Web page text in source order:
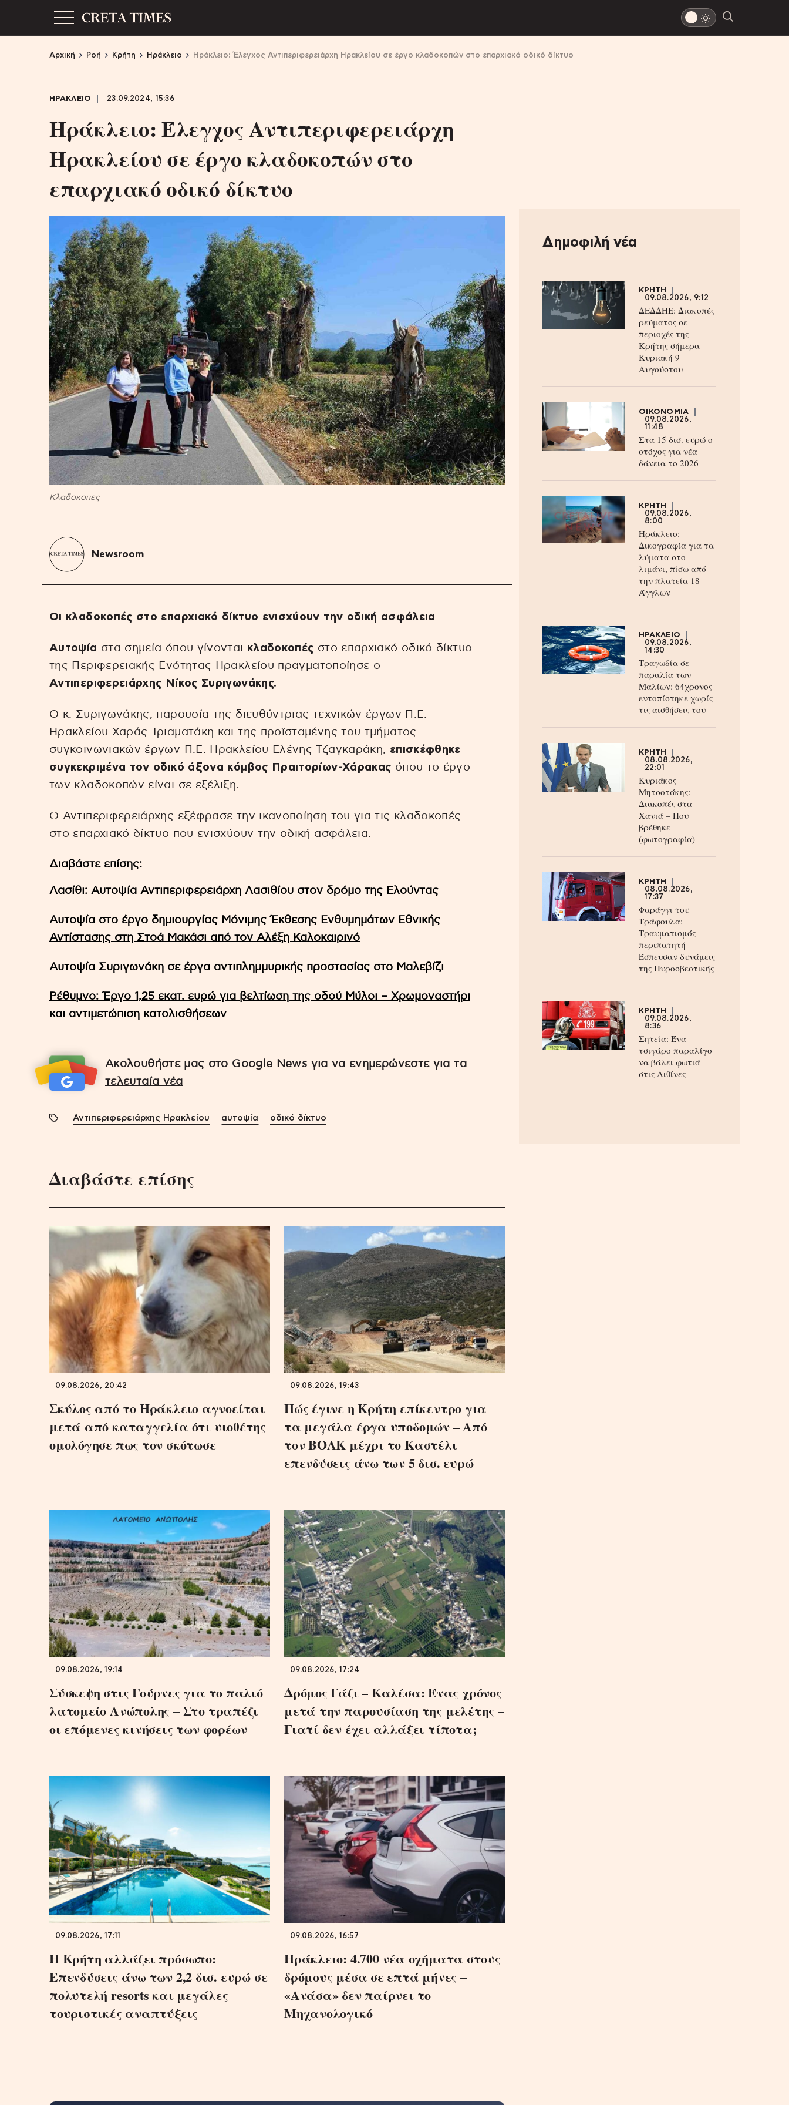
Αρχική Ροή Κρήτη Ηράκλειο Ηράκλειο: Έλεγχος Αντιπεριφερειάρχη Ηρακλείου σε έργο κλαδοκοπών στο επαρχιακό οδικό δίκτυο
ΗΡΑΚΛΕΙΟ 23.09.2024, 15:36
Ηράκλειο: Έλεγχος Αντιπεριφερειάρχη
Ηρακλείου σε έργο κλαδοκοπών στο
επαρχιακό οδικό δίκτυο
Κλαδοκοπες
Newsroom
Οι κλαδοκοπές στο επαρχιακό δίκτυο ενισχύουν την οδική ασφάλεια
Αυτοψία στα σημεία όπου γίνονται κλαδοκοπές στο επαρχιακό οδικό δίκτυο
της Περιφερειακής Ενότητας Ηρακλείου πραγματοποίησε ο
Αντιπεριφερειάρχης Νίκος Συριγωνάκης.
Ο κ. Συριγωνάκης, παρουσία της διευθύντριας τεχνικών έργων Π.Ε.
Ηρακλείου Χαράς Τριαματάκη και της προϊσταμένης του τμήματος
συγκοινωνιακών έργων Π.Ε. Ηρακλείου Ελένης Τζαγκαράκη, επισκέφθηκε
συγκεκριμένα τον οδικό άξονα κόμβος Πραιτορίων-Χάρακας όπου το έργο
των κλαδοκοπών είναι σε εξέλιξη.
Ο Αντιπεριφερειάρχης εξέφρασε την ικανοποίηση του για τις κλαδοκοπές
στο επαρχιακό δίκτυο που ενισχύουν την οδική ασφάλεια.
Διαβάστε επίσης:
Λασίθι: Αυτοψία Αντιπεριφερειάρχη Λασιθίου στον δρόμο της Ελούντας
Αυτοψία στο έργο δημιουργίας Μόνιμης Έκθεσης Ενθυμημάτων Εθνικής
Αντίστασης στη Στοά Μακάσι από τον Αλέξη Καλοκαιρινό
Αυτοψία Συριγωνάκη σε έργα αντιπλημμυρικής προστασίας στο Μαλεβίζι
Ρέθυμνο: Έργο 1,25 εκατ. ευρώ για βελτίωση της οδού Μύλοι – Χρωμοναστήρι
και αντιμετώπιση κατολισθήσεων
Ακολουθήστε μας στο Google News για να ενημερώνεστε για τα
τελευταία νέα
Αντιπεριφερειάρχης Ηρακλείου αυτοψία οδικό δίκτυο
Διαβάστε επίσης
09.08.2026, 20:42
Σκύλος από το Ηράκλειο αγνοείται
μετά από καταγγελία ότι υιοθέτης
ομολόγησε πως τον σκότωσε
09.08.2026, 19:43
Πώς έγινε η Κρήτη επίκεντρο για
τα μεγάλα έργα υποδομών – Από
τον ΒΟΑΚ μέχρι το Καστέλι
επενδύσεις άνω των 5 δισ. ευρώ
09.08.2026, 19:14
Σύσκεψη στις Γούρνες για το παλιό
λατομείο Ανώπολης – Στο τραπέζι
οι επόμενες κινήσεις των φορέων
09.08.2026, 17:24
Δρόμος Γάζι – Καλέσα: Ένας χρόνος
μετά την παρουσίαση της μελέτης –
Γιατί δεν έχει αλλάξει τίποτα;
09.08.2026, 17:11
Η Κρήτη αλλάζει πρόσωπο:
Επενδύσεις άνω των 2,2 δισ. ευρώ σε
πολυτελή resorts και μεγάλες
τουριστικές αναπτύξεις
09.08.2026, 16:57
Ηράκλειο: 4.700 νέα οχήματα στους
δρόμους μέσα σε επτά μήνες –
«Ανάσα» δεν παίρνει το
Μηχανολογικό
Δημοφιλή νέα
ΚΡΗΤΗ
09.08.2026, 9:12
ΔΕΔΔΗΕ: Διακοπές
ρεύματος σε
περιοχές της
Κρήτης σήμερα
Κυριακή 9
Αυγούστου
ΟΙΚΟΝΟΜΙΑ
09.08.2026,
11:48
Στα 15 δισ. ευρώ ο
στόχος για νέα
δάνεια το 2026
ΚΡΗΤΗ
09.08.2026,
8:00
Ηράκλειο:
Δικογραφία για τα
λύματα στο
λιμάνι, πίσω από
την πλατεία 18
Άγγλων
ΗΡΑΚΛΕΙΟ
09.08.2026,
14:30
Τραγωδία σε
παραλία των
Μαλίων: 64χρονος
εντοπίστηκε χωρίς
τις αισθήσεις του
ΚΡΗΤΗ
08.08.2026,
22:01
Κυριάκος
Μητσοτάκης:
Διακοπές στα
Χανιά – Που
βρέθηκε
(φωτογραφία)
ΚΡΗΤΗ
08.08.2026,
17:37
Φαράγγι του
Τράφουλα:
Τραυματισμός
περιπατητή –
Έσπευσαν δυνάμεις
της Πυροσβεστικής
ΚΡΗΤΗ
09.08.2026,
8:36
Σητεία: Ένα
τσιγάρο παραλίγο
να βάλει φωτιά
στις Λιθίνες